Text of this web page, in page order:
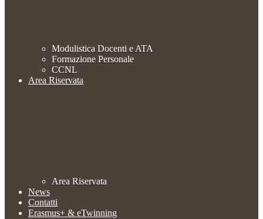
Modulistica Docenti e ATA
Formazione Personale
CCNL
Area Riservata
Area Riservata
News
Contatti
Erasmus+ & eTwinning